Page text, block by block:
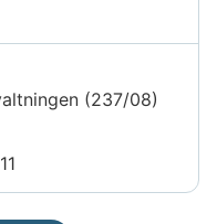
(237/08)